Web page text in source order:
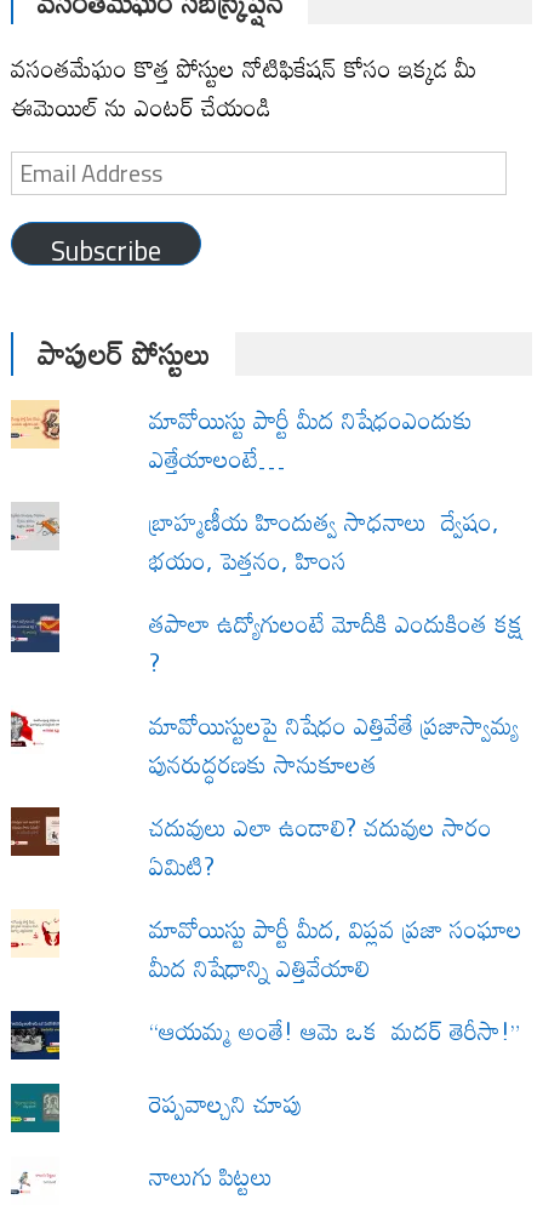
వసంతమేఘం కొత్త పోస్టుల నోటిఫికేషన్ కోసం ఇక్కడ మీ
ఈమెయిల్ ను ఎంటర్ చేయండి
Email
Address
Subscribe
పాపులర్ పోస్టులు
మావోయిస్టు పార్టీ మీద నిషేధంఎందుకు
ఎత్తేయాలంటే…
బ్రాహ్మణీయ హిందుత్వ సాధనాలు ద్వేషం,
భయం, పెత్తనం, హింస
త‌పాలా ఉద్యోగులంటే మోదీకి ఎందుకింత కక్ష
?
మావోయిస్టులపై నిషేధం ఎత్తివేతే ప్రజాస్వామ్య
పునరుద్ధరణకు సానుకూలత
చదువులు ఎలా ఉండాలి? చదువుల సారం
ఏమిటి?
మావోయిస్టు పార్టీ మీద, విప్లవ ప్రజా సంఘాల
మీద నిషేధాన్ని ఎత్తివేయాలి
“ఆయమ్మ అంతే! ఆమె ఒక మదర్ తెరీసా!”
రెప్పవాల్చని చూపు
నాలుగు పిట్టలు